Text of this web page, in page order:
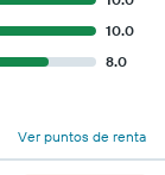
10.0
8.0
Ver puntos de renta